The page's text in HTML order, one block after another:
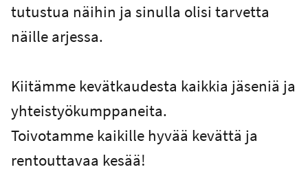
tutustua näihin ja sinulla olisi tarvetta
näille arjessa.
Kiitämme kevätkaudesta kaikkia jäseniä ja
yhteistyökumppaneita.
Toivotamme kaikille hyvää kevättä ja
rentouttavaa kesää!